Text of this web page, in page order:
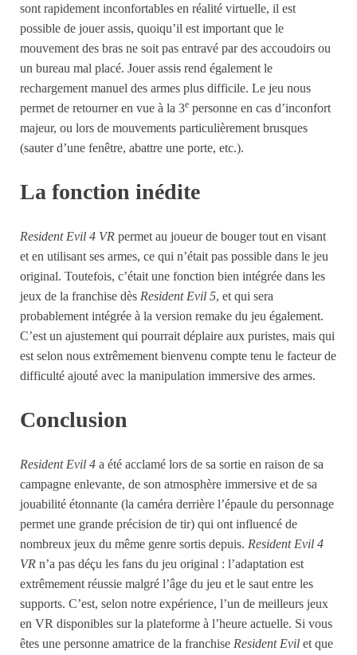
sont rapidement inconfortables en réalité virtuelle, il est
possible de jouer assis, quoiqu’il est important que le
mouvement des bras ne soit pas entravé par des accoudoirs ou
un bureau mal placé. Jouer assis rend également le
rechargement manuel des armes plus difficile. Le jeu nous
permet de retourner en vue à la 3e personne en cas d’inconfort
majeur, ou lors de mouvements particulièrement brusques
(sauter d’une fenêtre, abattre une porte, etc.).
La fonction inédite
Resident Evil 4 VR permet au joueur de bouger tout en visant
et en utilisant ses armes, ce qui n’était pas possible dans le jeu
original. Toutefois, c’était une fonction bien intégrée dans les
jeux de la franchise dès Resident Evil 5, et qui sera
probablement intégrée à la version remake du jeu également.
C’est un ajustement qui pourrait déplaire aux puristes, mais qui
est selon nous extrêmement bienvenu compte tenu le facteur de
difficulté ajouté avec la manipulation immersive des armes.
Conclusion
Resident Evil 4 a été acclamé lors de sa sortie en raison de sa
campagne enlevante, de son atmosphère immersive et de sa
jouabilité étonnante (la caméra derrière l’épaule du personnage
permet une grande précision de tir) qui ont influencé de
nombreux jeux du même genre sortis depuis. Resident Evil 4
VR n’a pas déçu les fans du jeu original : l’adaptation est
extrêmement réussie malgré l’âge du jeu et le saut entre les
supports. C’est, selon notre expérience, l’un de meilleurs jeux
en VR disponibles sur la plateforme à l’heure actuelle. Si vous
êtes une personne amatrice de la franchise Resident Evil et que